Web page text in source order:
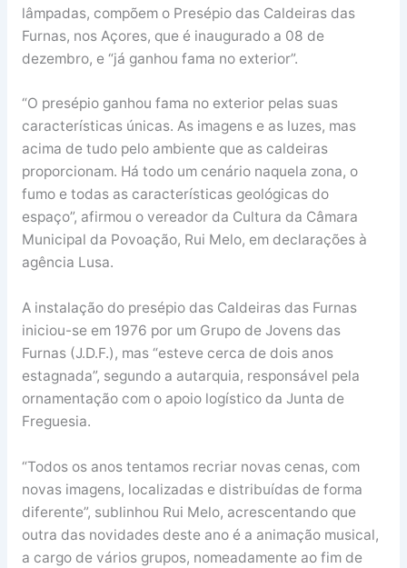
lâmpadas, compõem o Presépio das Caldeiras das
Furnas, nos Açores, que é inaugurado a 08 de
dezembro, e “já ganhou fama no exterior”.
“O presépio ganhou fama no exterior pelas suas
características únicas. As imagens e as luzes, mas
acima de tudo pelo ambiente que as caldeiras
proporcionam. Há todo um cenário naquela zona, o
fumo e todas as características geológicas do
espaço”, afirmou o vereador da Cultura da Câmara
Municipal da Povoação, Rui Melo, em declarações à
agência Lusa.
A instalação do presépio das Caldeiras das Furnas
iniciou-se em 1976 por um Grupo de Jovens das
Furnas (J.D.F.), mas “esteve cerca de dois anos
estagnada”, segundo a autarquia, responsável pela
ornamentação com o apoio logístico da Junta de
Freguesia.
“Todos os anos tentamos recriar novas cenas, com
novas imagens, localizadas e distribuídas de forma
diferente”, sublinhou Rui Melo, acrescentando que
outra das novidades deste ano é a animação musical,
a cargo de vários grupos, nomeadamente ao fim de